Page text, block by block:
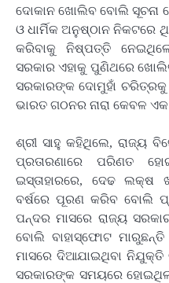
ଦୋକାନ ଖୋଲିବ ବୋଲି ସୂଚନା
ଓ ଧାର୍ମିକ ଅନୁଷ୍ଠାନ ନିକଟରେ
କରିବାକୁ ନିଷ୍ପତ୍ତି
ସରକାର ଏହାକୁ ପୁଣିଥରେ
ସରକାରଙ୍କ ଦୋମୁହାଁ ଚରିତ୍ରକୁ
ଭାରତ ଗଠନର ନାରା କେବଳ
ଶ୍ରୀ ସାହୁ କହିଥିଲେ, ରାଜ୍ୟ
ପ୍ରତାରଣାରେ ପରିଣତ
ଇସ୍ତାହାରରେ, ଦେଢ ଲକ୍ଷ
ବର୍ଷରେ ପୂରଣ କରିବ ବୋଲି
ପନ୍ଦର ମାସରେ ରାଜ୍ୟ
ବୋଲି ବାହାସ୍ଫୋଟ
ମାସରେ ଦିଆଯାଇଥିବା
ସରକାରଙ୍କ ସମୟରେ